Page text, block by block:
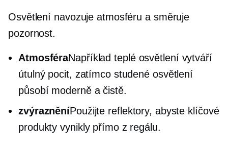
Osvětlení navozuje atmosféru a směruje
pozornost.
AtmosféraNapříklad teplé osvětlení vytváří
útulný pocit, zatímco studené osvětlení
působí moderně a čistě.
zvýrazněníPoužijte reflektory, abyste klíčové
produkty vynikly přímo z regálu.